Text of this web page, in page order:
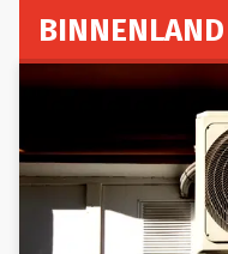
BINNENLAND